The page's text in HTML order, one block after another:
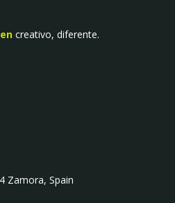
creativo, diferente.
Zamora, Spain